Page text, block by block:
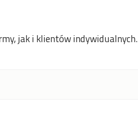
jak i klientów indywidualnych.